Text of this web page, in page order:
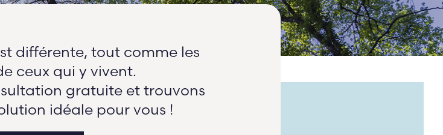
différente, tout comme les
ceux qui y vivent.
gratuite et trouvons
idéale pour vous !